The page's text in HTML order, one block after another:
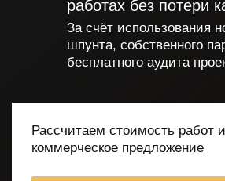
работах без потери
За счёт использования
шпунта, собственного
бесплатного аудита
Рассчитаем стоимость работ
коммерческое предложение